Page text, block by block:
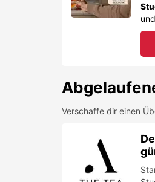
Verschaffe dir einen